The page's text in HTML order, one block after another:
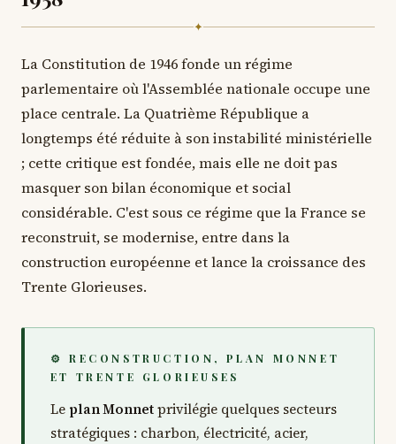
✦
La Constitution de 1946 fonde un régime
parlementaire où l'Assemblée nationale occupe une
place centrale. La Quatrième République a
longtemps été réduite à son instabilité ministérielle
; cette critique est fondée, mais elle ne doit pas
masquer son bilan économique et social
considérable. C'est sous ce régime que la France se
reconstruit, se modernise, entre dans la
construction européenne et lance la croissance des
Trente Glorieuses.
⚙ RECONSTRUCTION, PLAN MONNET
ET TRENTE GLORIEUSES
Le plan Monnetprivilégie quelques secteurs
stratégiques : charbon, électricité, acier,